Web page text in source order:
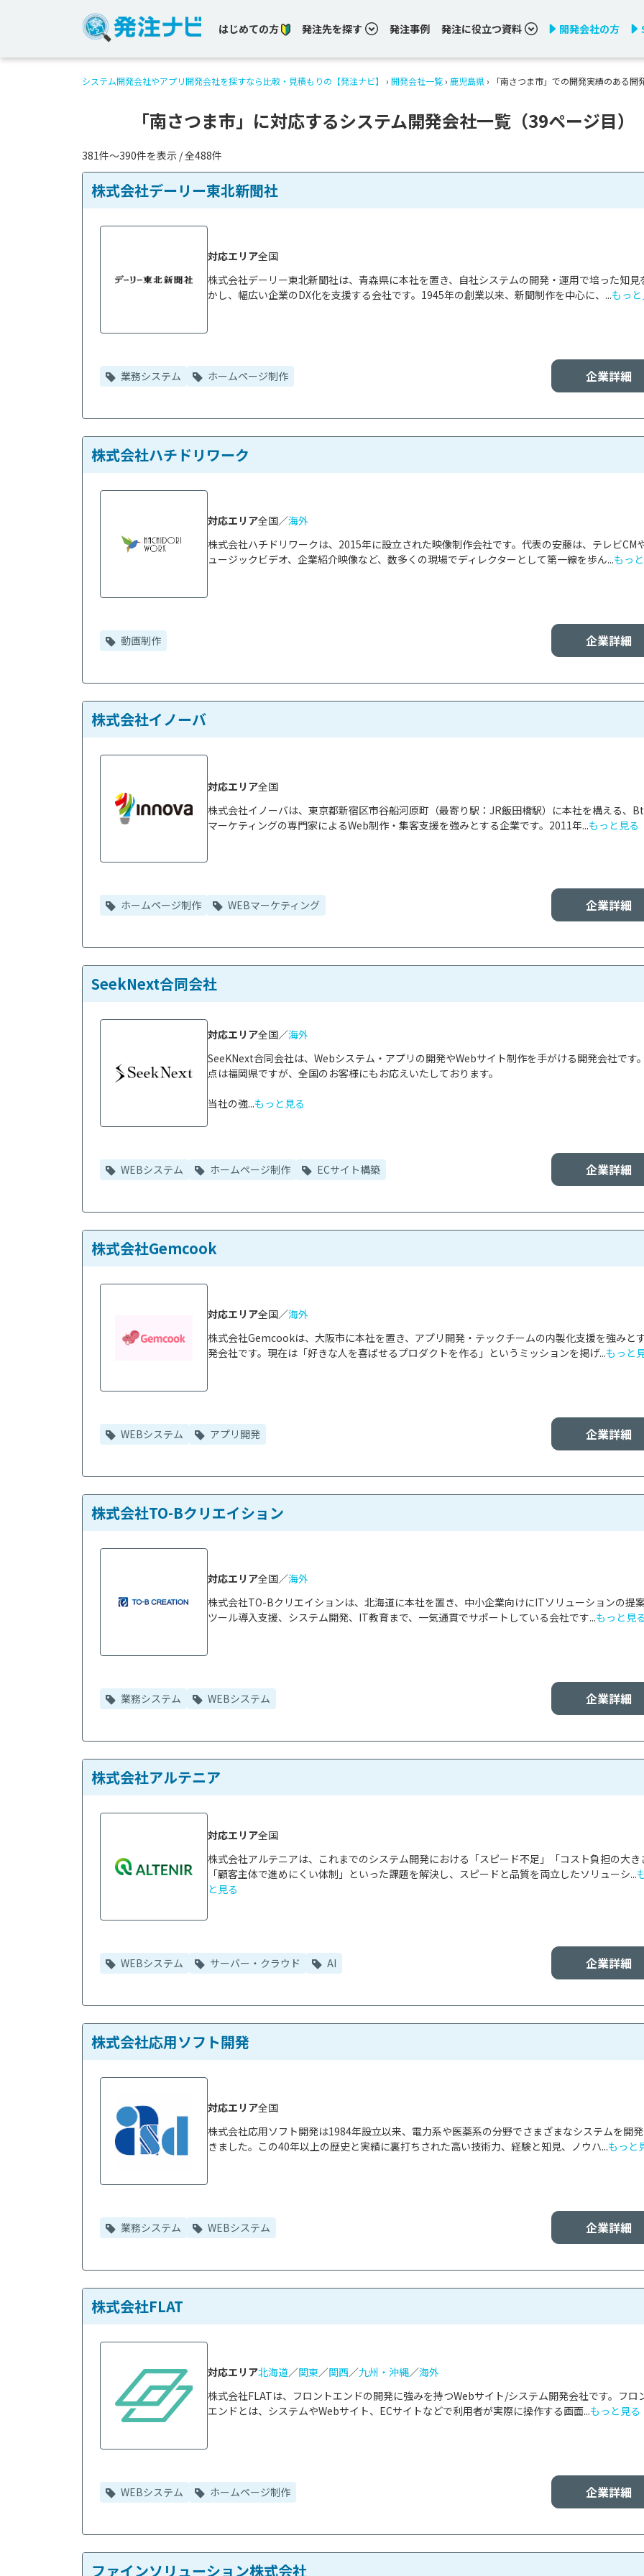
はじめての方 発注先を探す 発注事例 発注に役立つ資料 開発会社の方
システム開発会社やアプリ開発会社を探すなら比較・見積もりの【発注ナビ】 › 開発会社一覧 › 鹿児島県 › 「南さつま市」での開発実績のある開
「南さつま市」に対応するシステム開発会社一覧（39ページ目）
381件〜390件を表示 / 全488件
株式会社デーリー東北新聞社
株式会社デーリー東北新聞社は、青森県に本社を置き、自社システムの開発・運用で培った知見
かし、幅広い企業のDX化を支援する会社です。1945年の創業以来、新聞制作を中心に、...もっ
対応エリア全国
企業詳細
業務システム ホームページ制作
株式会社ハチドリワーク
株式会社ハチドリワークは、2015年に設立された映像制作会社です。代表の安藤は、テレビCM
ュージックビデオ、企業紹介映像など、数多くの現場でディレクターとして第一線を歩ん...もっ
対応エリア全国／海外
企業詳細
動画制作
株式会社イノーバ
株式会社イノーバは、東京都新宿区市谷船河原町（最寄り駅：JR飯田橋駅）に本社を構える、
マーケティングの専門家によるWeb制作・集客支援を強みとする企業です。2011年...もっと見る
対応エリア全国
企業詳細
ホームページ制作 WEBマーケティング
SeekNext合同会社
SeeKNext合同会社は、Webシステム・アプリの開発やWebサイト制作を手がける開発会社です
点は福岡県ですが、全国のお客様にもお応えいたしております。
当社の強...もっと見る
対応エリア全国／海外
企業詳細
WEBシステム ホームページ制作 ECサイト構築
株式会社Gemcook
株式会社Gemcookは、大阪市に本社を置き、アプリ開発・テックチームの内製化支援を強みと
発会社です。現在は「好きな人を喜ばせるプロダクトを作る」というミッションを掲げ...もっと
対応エリア全国／海外
企業詳細
WEBシステム アプリ開発
株式会社TO-Bクリエイション
株式会社TO-Bクリエイションは、北海道に本社を置き、中小企業向けにITソリューションの提
ツール導入支援、システム開発、IT教育まで、一気通貫でサポートしている会社です...もっと見
対応エリア全国／海外
企業詳細
業務システム WEBシステム
株式会社アルテニア
株式会社アルテニアは、これまでのシステム開発における「スピード不足」「コスト負担の大き
「顧客主体で進めにくい体制」といった課題を解決し、スピードと品質を両立したソリューシ...
と見る
対応エリア全国
企業詳細
WEBシステム サーバー・クラウド AI
株式会社応用ソフト開発
株式会社応用ソフト開発は1984年設立以来、電力系や医薬系の分野でさまざまなシステムを開
きました。この40年以上の歴史と実績に裏打ちされた高い技術力、経験と知見、ノウハ...もっと
対応エリア全国
企業詳細
業務システム WEBシステム
株式会社FLAT
株式会社FLATは、フロントエンドの開発に強みを持つWebサイト/システム開発会社です。フロ
エンドとは、システムやWebサイト、ECサイトなどで利用者が実際に操作する画面...もっと見る
対応エリア北海道／関東／関西／九州・沖縄／海外
企業詳細
WEBシステム ホームページ制作
ファインソリューション株式会社